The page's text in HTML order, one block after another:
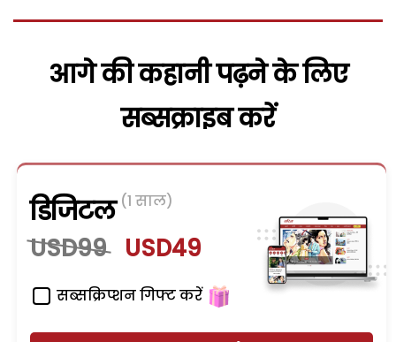
आगे की कहानी पढ़ने के लिए
सब्सक्राइब करें
डिजिटल (1 साल)
USD99 USD49
सब्सक्रिप्शन गिफ्ट करें